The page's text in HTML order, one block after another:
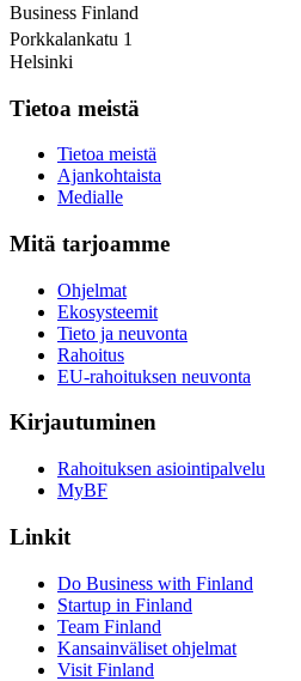
Business Finland
Porkkalankatu 1
Helsinki
Tietoa meistä
Tietoa meistä
Ajankohtaista
Medialle
Mitä tarjoamme
Ohjelmat
Ekosysteemit
Tieto ja neuvonta
Rahoitus
EU-rahoituksen neuvonta
Kirjautuminen
Rahoituksen asiointipalvelu
MyBF
Linkit
Do Business with Finland
Startup in Finland
Team Finland
Kansainväliset ohjelmat
Visit Finland